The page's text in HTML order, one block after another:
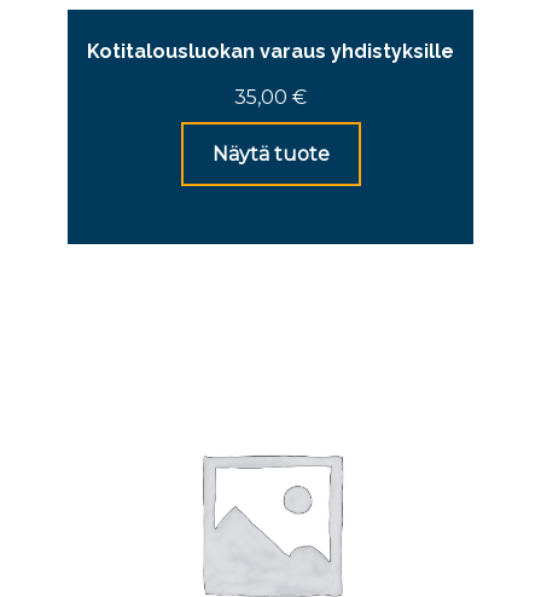
Kotitalousluokan varaus yhdistyksille
35,00 €
Näytä tuote